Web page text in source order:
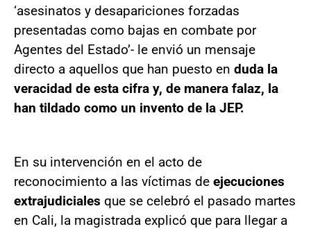
‘asesinatos y desapariciones forzadas
presentadas como bajas en combate por
Agentes del Estado’- le envió un mensaje
directo a aquellos que han puesto en duda la
veracidad de esta cifra y, de manera falaz, la
han tildado como un invento de la JEP.
En su intervención en el acto de
reconocimiento a las víctimas de ejecuciones
extrajudiciales que se celebró el pasado martes
en Cali, la magistrada explicó que para llegar a